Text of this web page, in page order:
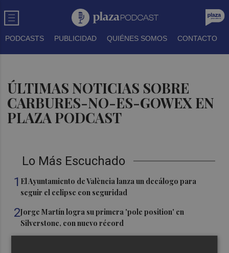
PODCASTS PUBLICIDAD QUIÉNES SOMOS CONTACTO
ÚLTIMAS NOTICIAS SOBRE
CARBURES-NO-ES-GOWEX EN
PLAZA PODCAST
Lo Más Escuchado
1 El Ayuntamiento de València lanza un decálogo para
seguir el eclipse con seguridad
2Jorge Martín logra su primera 'pole position' en
Silverstone, con nuevo récord